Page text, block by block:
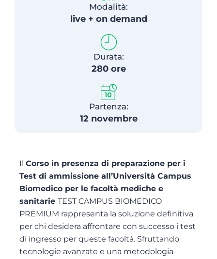
Modalità:
live + on demand
Durata:
280 ore
Partenza:
12 novembre
Il Corso in presenza di preparazione per i
Test di ammissione all’Università Campus
Biomedico per le facoltà mediche e
sanitarie TEST CAMPUS BIOMEDICO
PREMIUM rappresenta la soluzione definitiva
per chi desidera affrontare con successo i test
di ingresso per queste facoltà. Sfruttando
tecnologie avanzate e una metodologia